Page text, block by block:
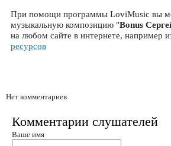
При помощи программы LoviMusic вы
музыкальную композицию "Bonus
на любом сайте в интернете, например
ресурсов
Нет комментариев
Комментарии слушателей
Ваше имя